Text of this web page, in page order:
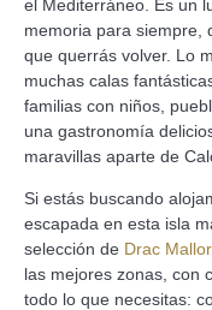
el Mediterráneo. Es un
memoria para siempre,
que querrás volver. Lo
muchas calas
familias con niños,
una gastronomía
maravillas aparte de
Si estás buscando
escapada en esta isla
selección de Drac
las mejores zonas, con
todo lo que necesitas: